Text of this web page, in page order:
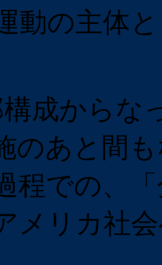
動の主体
成からな
のあと間
程での、
メリカ社